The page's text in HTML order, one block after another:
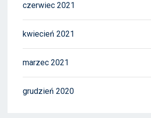
czerwiec 2021
kwiecień 2021
marzec 2021
grudzień 2020